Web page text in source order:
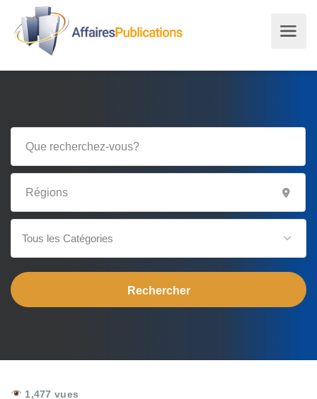
Tous les Catégories
1,477 vues